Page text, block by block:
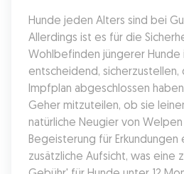
Hunde jeden Alters sind bei
Allerdings ist es für die
Wohlbefinden jüngerer Hunde
entscheidend, sicherzustellen,
Impfplan abgeschlossen
Geher mitzuteilen, ob sie
natürliche Neugier von
Begeisterung für
zusätzliche Aufsicht, was eine